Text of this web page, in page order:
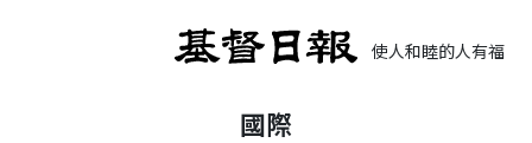
使人和睦的人有福了
國際